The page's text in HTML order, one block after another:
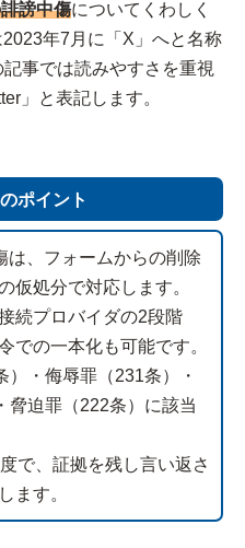
謗中傷についてくわしく
年7月に「X」へと名称
事では読みやすさを重視
」と表記します。
ポイント
は、フォームからの削除
仮処分で対応します。
続プロバイダの2段階
での一本化も可能です。
・侮辱罪（231条）・
脅迫罪（222条）に該当
で、証拠を残し言い返さ
ます。